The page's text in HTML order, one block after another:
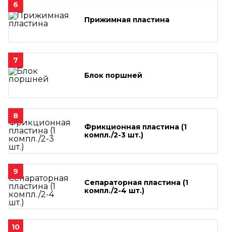
6
Прижимная пластина
7
Блок поршней
8
Фрикционная пластина (1
компл./2-3 шт.)
9
Сепараторная пластина (1
компл./2-4 шт.)
10